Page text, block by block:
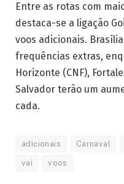
Entre as rotas com
destaca-se a ligação
voos adicionais.
frequências extras,
Horizonte (CNF),
Salvador terão um
cada.
adicionais Carnaval
vai voos